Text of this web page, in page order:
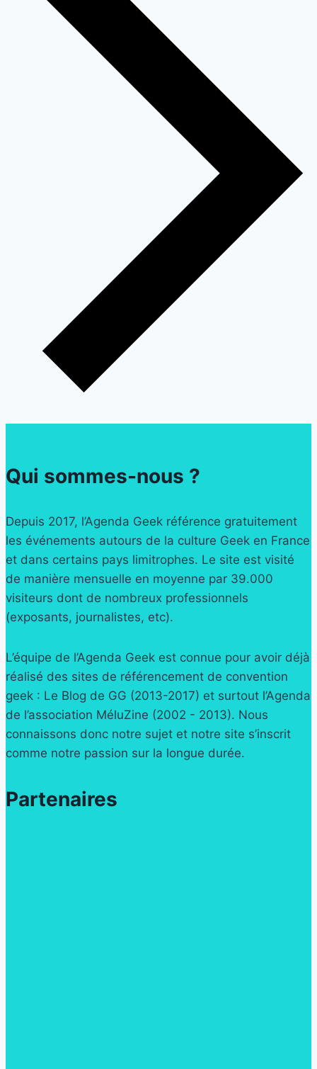
Qui sommes-nous ?
Depuis 2017, l’Agenda Geek référence gratuitement
les événements autours de la culture Geek en France
et dans certains pays limitrophes. Le site est visité
de manière mensuelle en moyenne par 39.000
visiteurs dont de nombreux professionnels
(exposants, journalistes, etc).
L’équipe de l’Agenda Geek est connue pour avoir déjà
réalisé des sites de référencement de convention
geek : Le Blog de GG (2013-2017) et surtout l’Agenda
de l’association MéluZine (2002 - 2013). Nous
connaissons donc notre sujet et notre site s’inscrit
comme notre passion sur la longue durée.
Partenaires